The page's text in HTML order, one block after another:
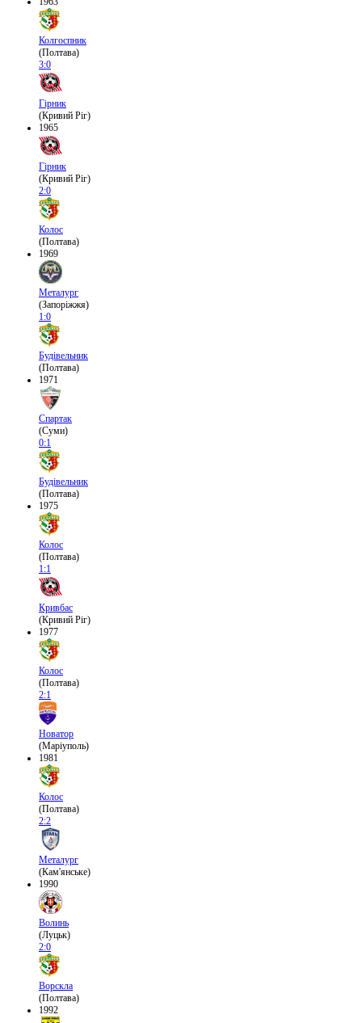
Колгоспник
(Полтава)
3:0
Гірник
(Кривий Ріг)
1965
Гірник
(Кривий Ріг)
2:0
Колос
(Полтава)
1969
Металург
(Запоріжжя)
1:0
Будівельник
(Полтава)
1971
Спартак
(Суми)
0:1
Будівельник
(Полтава)
1975
Колос
(Полтава)
1:1
Кривбас
(Кривий Ріг)
1977
Колос
(Полтава)
2:1
Новатор
(Маріуполь)
1981
Колос
(Полтава)
2:2
Металург
(Кам'янське)
1990
Волинь
(Луцьк)
2:0
Ворскла
(Полтава)
1992